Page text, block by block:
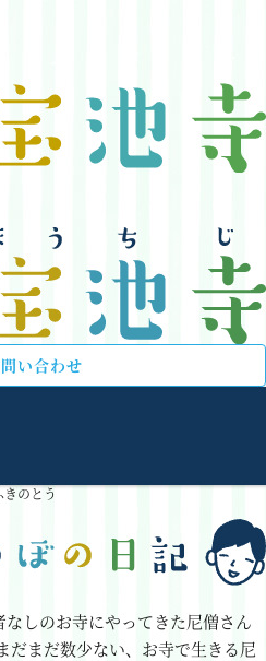
い合わせ
きのとう
しのお寺にやってきた尼僧さん
だまだ数少ない、お寺で生きる尼